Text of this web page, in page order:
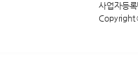
사업자등
Copyright